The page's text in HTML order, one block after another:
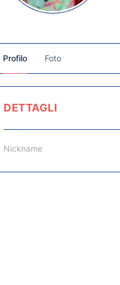
Profilo Foto
DETTAGLI
Nickname